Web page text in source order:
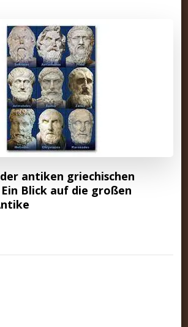
antiken griechischen
Blick auf die großen